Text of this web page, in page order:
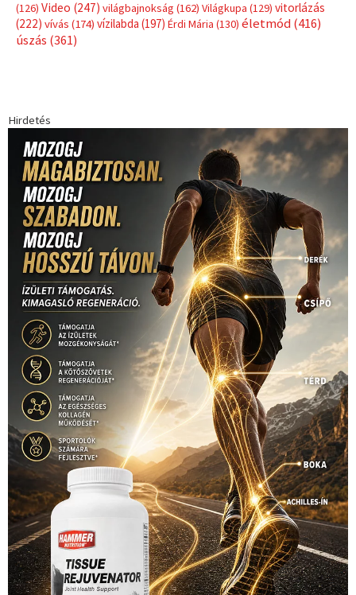
Címkék
(181)Jégkorong(148)kajakkenu(138)karate(168)kickbox(204)
kosárlabda(166) Lewis Hamilton(168)
magyar
labdarúgóválogatott(148)Mercedes (244) motorsport(153)
Opel
Dakar Team(132)Rali Világbajnokság (122) Rendezvény(142)
rio
2016(373)sport Sportime Magazin(128)szabadidősport
(316) Szalay Balázs(126) tenisz(416) táplálkozás(155)utazás
(126)Video(247)világbajnokság (162) Világkupa(129)
vitorlázás
(222) vívás(174) (197) Érdi Mária(130)életmód(416)
úszás(361)
Hirdetés